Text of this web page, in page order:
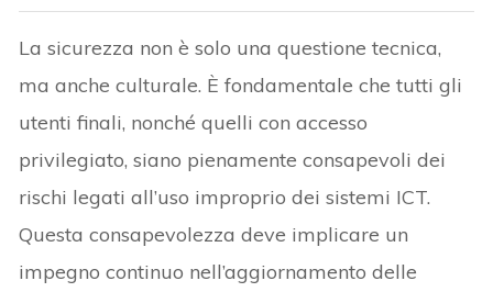
La sicurezza non è solo una questione tecnica,
ma anche culturale. È fondamentale che tutti gli
utenti finali, nonché quelli con accesso
privilegiato, siano pienamente consapevoli dei
rischi legati all’uso improprio dei sistemi ICT.
Questa consapevolezza deve implicare un
impegno continuo nell’aggiornamento delle